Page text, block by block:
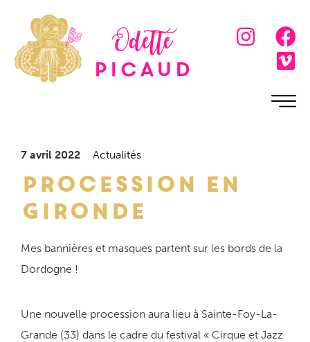
Odette
Picaud
7 avril 2022 Actualités
Procession en
Gironde
Mes bannières et masques partent sur les bords de la
Dordogne !
Une nouvelle procession aura lieu à Sainte-Foy-La-
Grande (33) dans le cadre du festival « Cirque et Jazz